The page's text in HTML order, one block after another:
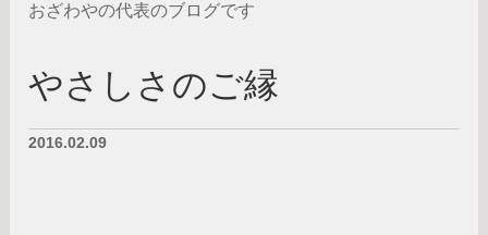
おざわやの代表のブログです
やさしさのご縁
2016.02.09